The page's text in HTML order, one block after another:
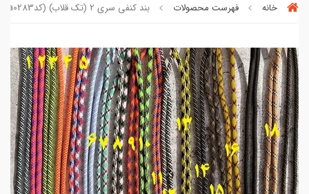
خانه فهرست محصولات بند کنفی سری 2 (تک قلاب) (کدa0283)